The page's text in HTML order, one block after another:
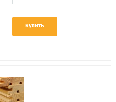
купить